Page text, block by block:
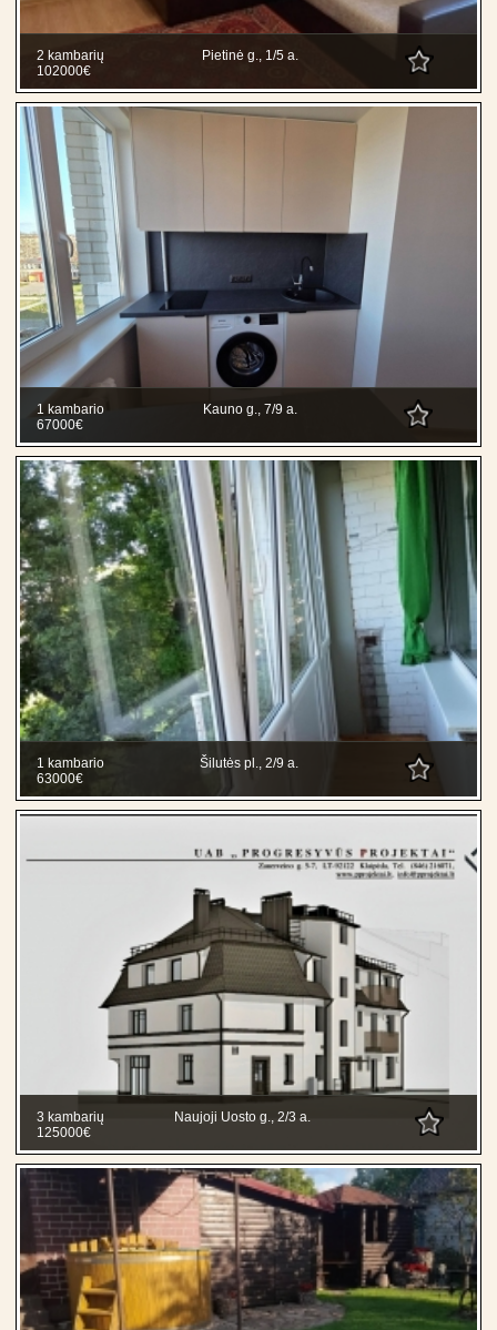
2 kambarių
Pietinė g., 1/5 a.
102000€
1 kambario
Kauno g., 7/9 a.
67000€
1 kambario
Šilutės pl., 2/9 a.
63000€
3 kambarių
Naujoji Uosto g., 2/3 a.
125000€